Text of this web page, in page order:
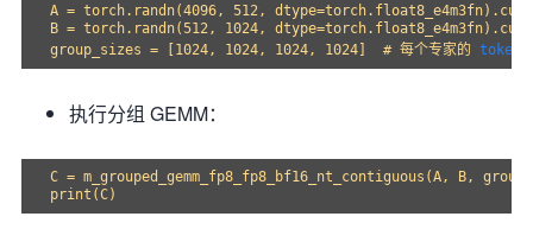
A = torch.randn(4096, 512,
B = torch.randn(512, 1024,
group_sizes = [1024, 1024, 1024, 1024]  # 每个专家的 token
执行分组 GEMM：
C = m_grouped_gemm_fp8_fp8_bf16_nt_contiguous(A, B,